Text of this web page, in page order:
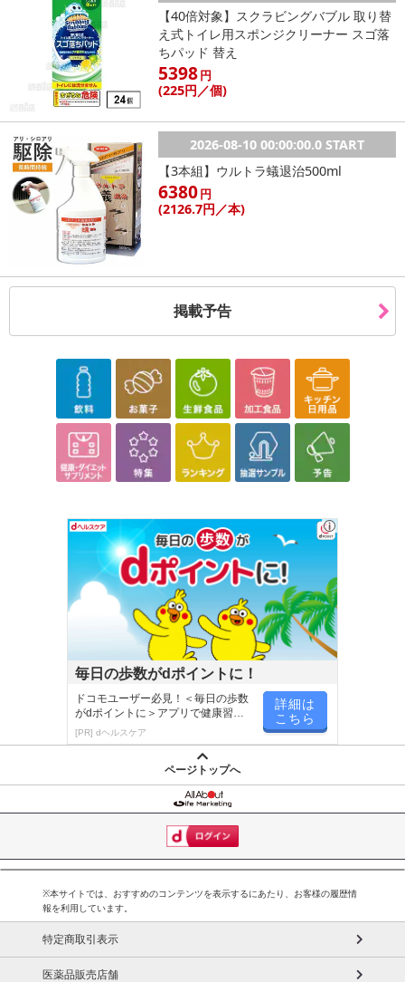
【40倍対象】スクラビングバブル 取り替
え式トイレ用スポンジクリーナー スゴ落
ちパッド 替え
5398円
(225円／個)
2026-08-10 00:00:00.0 START
【3本組】ウルトラ蟻退治500ml
6380円
(2126.7円／本)
掲載予告
毎日の歩数がdポイントに！
ドコモユーザー必見！＜毎日の歩数
がdポイントに＞アプリで健康習慣
が楽しく続く
[PR] dヘルスケア
詳細は
こちら
ページトップへ
※本サイトでは、おすすめのコンテンツを表示するにあたり、お客様の履歴情
報を利用しています。
特定商取引表示
医薬品販売店舗